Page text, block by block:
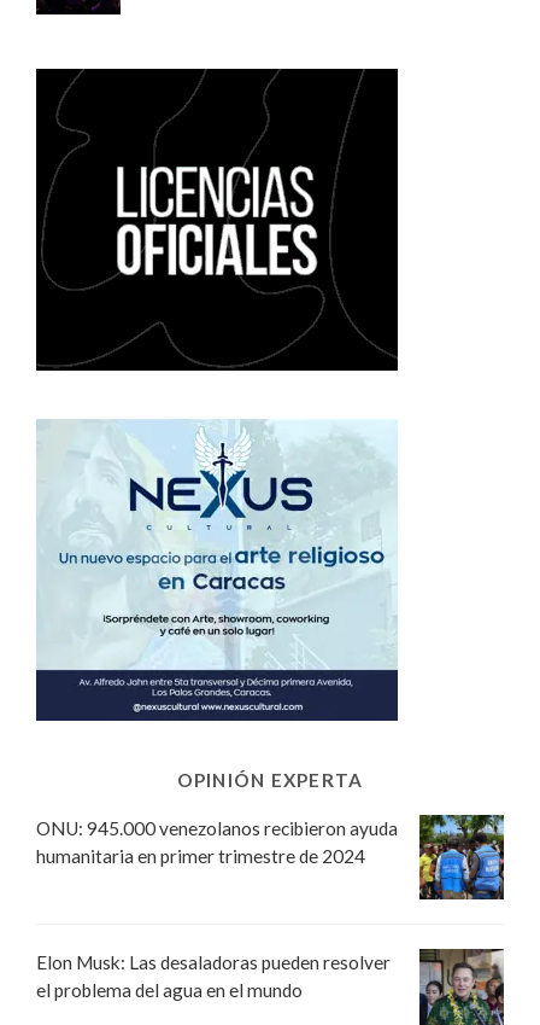
OPINIÓN EXPERTA
ONU: 945.000 venezolanos recibieron ayuda
humanitaria en primer trimestre de 2024
Elon Musk: Las desaladoras pueden resolver
el problema del agua en el mundo